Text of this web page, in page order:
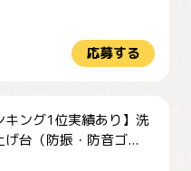
応募する
キング1位実績あり】洗
げ台（防振・防音ゴ...